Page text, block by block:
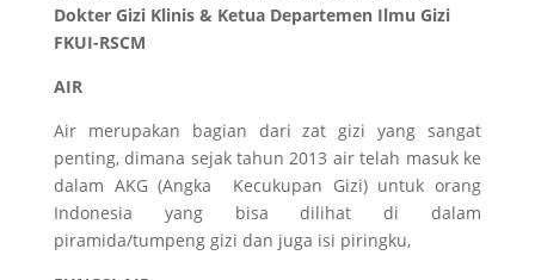
Dokter Gizi Klinis & Ketua Departemen Ilmu Gizi
FKUI-RSCM
AIR
Air merupakan bagian dari zat gizi yang sangat
penting, dimana sejak tahun 2013 air telah masuk ke
dalam AKG (Angka Kecukupan Gizi) untuk orang
Indonesia yang bisa dilihat di dalam
piramida/tumpeng gizi dan juga isi piringku,